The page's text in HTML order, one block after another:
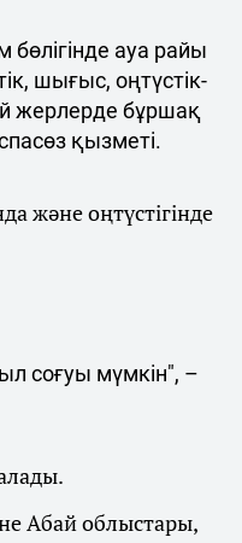
ауа райы
шығыс, оңтүстік-
жерлерде бұршақ
қызметі.
және оңтүстігінде
соғуы мүмкін", –
Абай облыстары,